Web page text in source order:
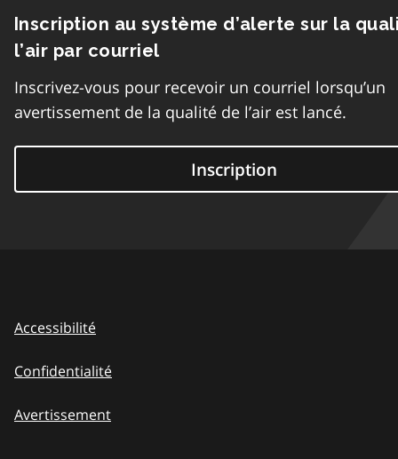
Inscription au système d’alerte sur la
l’air par courriel
Inscrivez-vous pour recevoir un courriel lorsqu’un
avertissement de la qualité de l’air est lancé.
Inscription
Accessibilité
Confidentialité
Avertissement